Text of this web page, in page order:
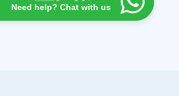
Need help? Chat with us